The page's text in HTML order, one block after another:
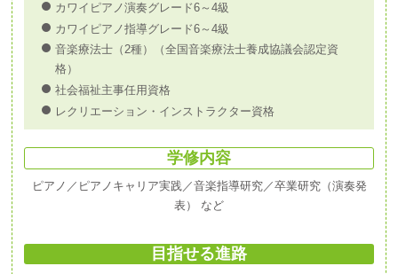
カワイピアノ演奏グレード6～4級
カワイピアノ指導グレード6～4級
音楽療法士（2種）（全国音楽療法士養成協議会認定資
格）
社会福祉主事任用資格
レクリエーション・インストラクター資格
学修内容
ピアノ／ピアノキャリア実践／音楽指導研究／卒業研究（演奏発
表） など
目指せる進路